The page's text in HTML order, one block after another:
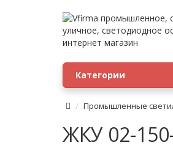
Категории
Промышленные
ЖКУ 02-